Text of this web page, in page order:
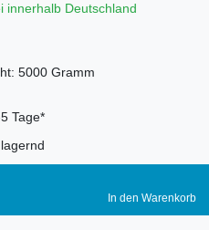
innerhalb Deutschland
5000 Gramm
Tage*
In den Warenkorb